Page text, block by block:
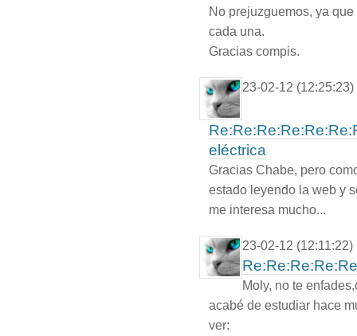
No prejuzguemos, ya
cada una.
Gracias compis.
23-02-12 (12:25:23)
eléctrica
Gracias Chabe, pero
estado leyendo la web y
me interesa mucho...
23-02-12 (12:11:22)
Moly, no te
acabé de estudiar hace
ver: